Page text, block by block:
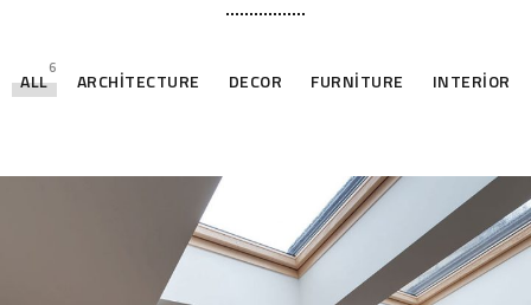
ALL
6
ARCHITECTURE DECOR FURNITURE INTERIOR